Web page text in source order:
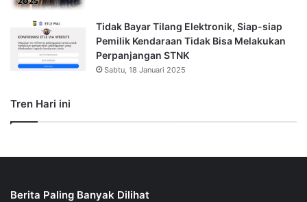
Tidak Bayar Tilang Elektronik, Siap-siap
Pemilik Kendaraan Tidak Bisa Melakukan
Perpanjangan STNK
Sabtu, 18 Januari 2025
Tren Hari ini
Berita Paling Banyak Dilihat